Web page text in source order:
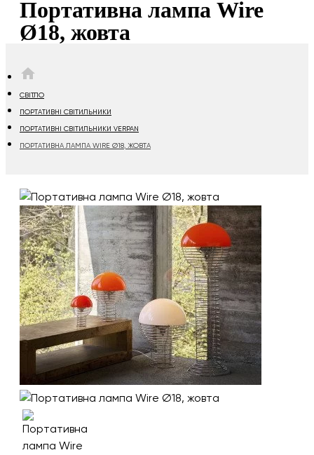
Портативна лампа Wire
Ø18, жовта
СВІТЛО
ПОРТАТИВНІ СВІТИЛЬНИКИ
ПОРТАТИВНІ СВІТИЛЬНИКИ VERPAN
ПОРТАТИВНА ЛАМПА WIRE Ø18, ЖОВТА